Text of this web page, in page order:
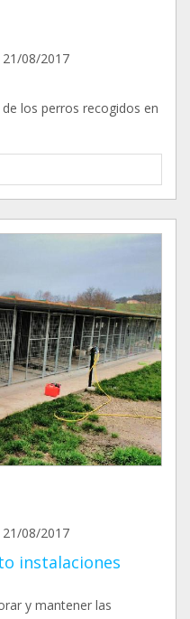
21/08/2017
los perros recogidos en
21/08/2017
instalaciones
y mantener las